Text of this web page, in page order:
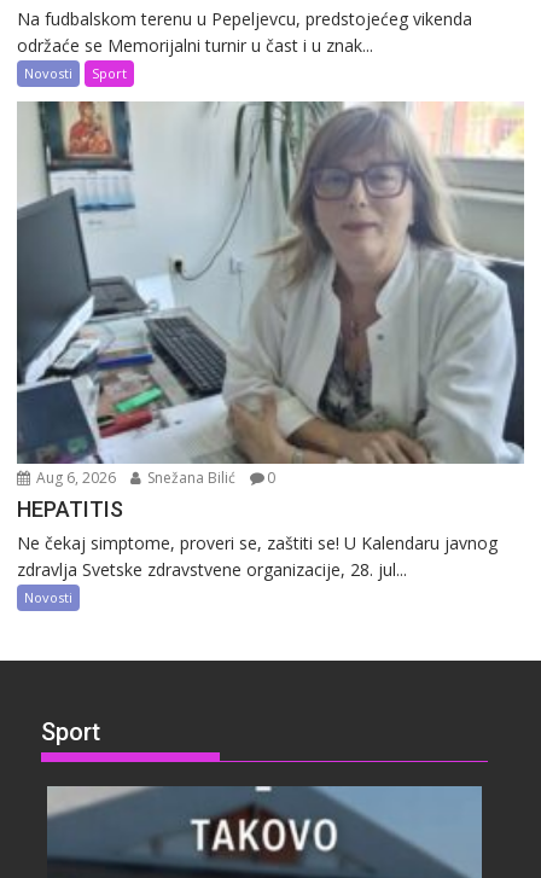
Na fudbalskom terenu u Pepeljevcu, predstojećeg vikenda
održaće se Memorijalni turnir u čast i u znak...
Novosti Sport
Aug 6, 2026 Snežana Bilić 0
HEPATITIS
Ne čekaj simptome, proveri se, zaštiti se! U Kalendaru javnog
zdravlja Svetske zdravstvene organizacije, 28. jul...
Novosti
Sport